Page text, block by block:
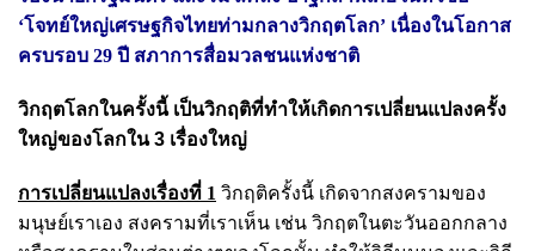
‘โจทย์ใหญ่เศรษฐกิจไทยท่ามกลางวิกฤตโลก’ เนื่องในโอกาส
ครบรอบ 29 ปี สภาการสื่อมวลชนแห่งชาติ
วิกฤตโลกในครั้งนี้ เป็นวิกฤติที่ทำให้เกิดการเปลี่ยนแปลงครั้ง
ใหญ่ของโลกใน 3 เรื่องใหญ่
การเปลี่ยนแปลงเรื่องที่ 1 วิกฤติครั้งนี้ เกิดจากสงครามของ
มนุษย์เราเอง สงครามที่เราเห็น เช่น วิกฤตในตะวันออกกลาง